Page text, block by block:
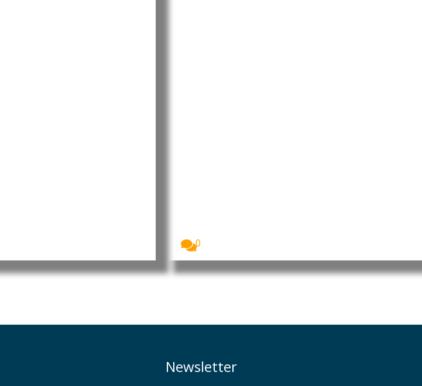
0
Newsletter